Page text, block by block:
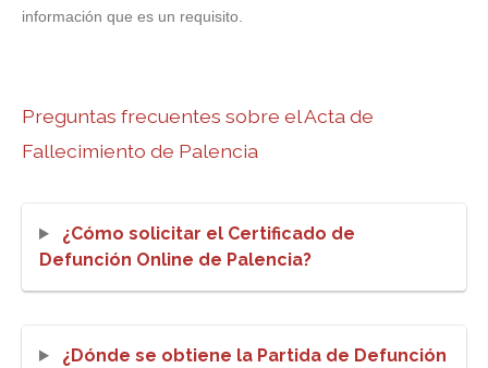
información que es un requisito.
Preguntas frecuentes sobre el Acta de
Fallecimiento de Palencia
¿Cómo solicitar el Certificado de
Defunción Online de Palencia?
¿Dónde se obtiene la Partida de Defunción